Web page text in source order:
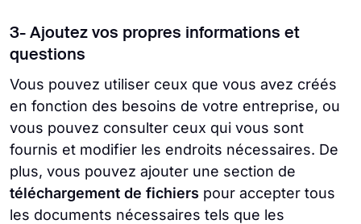
3- Ajoutez vos propres informations et
questions
Vous pouvez utiliser ceux que vous avez créés
en fonction des besoins de votre entreprise, ou
vous pouvez consulter ceux qui vous sont
fournis et modifier les endroits nécessaires. De
plus, vous pouvez ajouter une section de
téléchargement de fichiers pour accepter tous
les documents nécessaires tels que les